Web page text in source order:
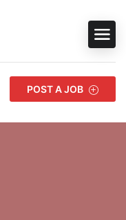
POST A JOB